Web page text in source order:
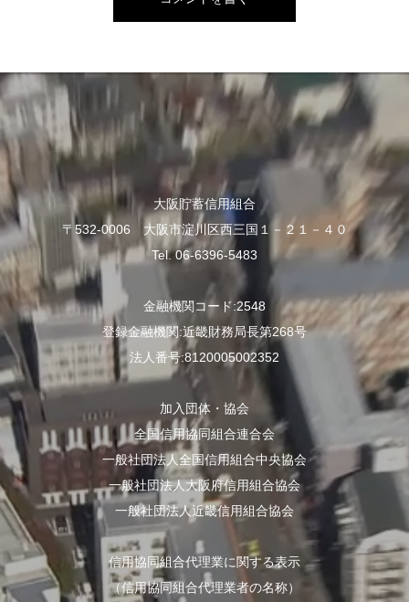
大阪貯蓄信用組合
〒532-0006 大阪市淀川区西三国１－２１－４０
Tel. 06-6396-5483
金融機関コード:2548
登録金融機関:近畿財務局長第268号
法人番号:8120005002352
加入団体・協会
全国信用協同組合連合会
一般社団法人全国信用組合中央協会
一般社団法人大阪府信用組合協会
一般社団法人近畿信用組合協会
信用協同組合代理業に関する表示
（信用協同組合代理業者の名称）